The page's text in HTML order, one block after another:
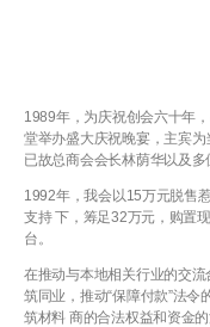
1989年，为庆祝创会六十年
堂举办盛大庆祝晚宴，主宾为
已故总商会会长林荫华以及多
1992年，我会以15万元脱售
支持 下，筹足32万元，购置
台。
在推动与本地相关行业的交
筑同业，推动“保障付款”法
筑材料 商的合法权益和资金